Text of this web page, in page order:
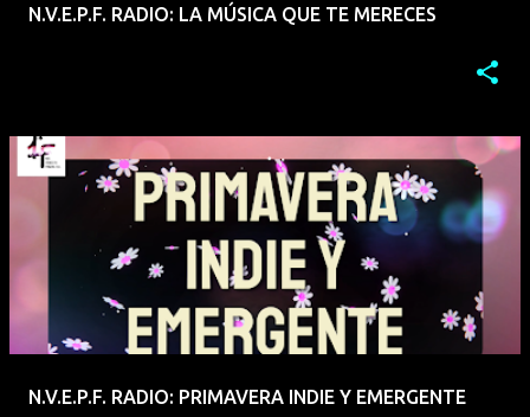
N.V.E.P.F. RADIO: LA MÚSICA QUE TE MERECES
N.V.E.P.F. RADIO: PRIMAVERA INDIE Y EMERGENTE